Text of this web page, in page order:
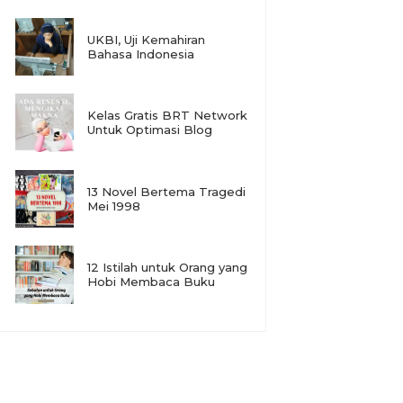
UKBI, Uji Kemahiran
Bahasa Indonesia
Kelas Gratis BRT Network
Untuk Optimasi Blog
13 Novel Bertema Tragedi
Mei 1998
12 Istilah untuk Orang yang
Hobi Membaca Buku